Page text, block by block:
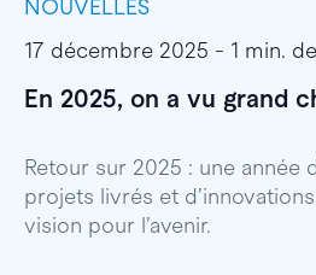
NOUVELLES
17 décembre 2025 - 1 min.
En 2025, on a vu grand
Retour sur 2025 : une année
projets livrés et
vision pour l’avenir.